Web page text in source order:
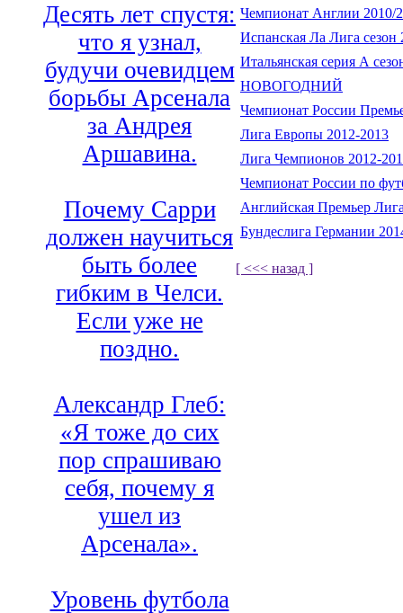
Десять лет спустя:
что я узнал,
будучи очевидцем
борьбы Арсенала
за Андрея
Аршавина.
Почему Сарри
должен научиться
быть более
гибким в Челси.
Если уже не
поздно.
Александр Глеб:
«Я тоже до сих
пор спрашиваю
себя, почему я
ушел из
Арсенала».
Уровень футбола
Чемпионат Англии 2010/
Испанская Ла Лига сезон
Итальянская серия А
НОВОГОДНИЙ
Чемпионат России
Лига Европы 2012-2013
Лига Чемпионов 2012-
Чемпионат России по
Английская Премьер
Бундеслига Германии
[ <<< назад ]